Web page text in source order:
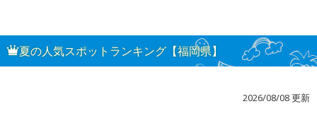
夏の人気スポットランキング【福岡県】
2026/08/08 更新